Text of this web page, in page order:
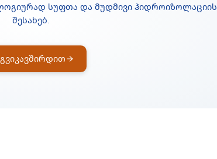
სუფთა და მუდმივი ჰიდროიზოლაციის
შესახებ.